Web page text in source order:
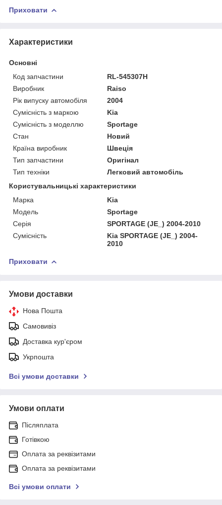
Приховати
Характеристики
Основні
Код запчастини
RL-545307H
Виробник
Raiso
Рік випуску автомобіля
2004
Сумісність з маркою
Kia
Сумісність з моделлю
Sportage
Стан
Новий
Країна виробник
Швеція
Тип запчастини
Оригінал
Тип техніки
Легковий автомобіль
Користувальницькі характеристики
Марка
Kia
Мoдель
Sportage
Серія
SPORTAGE (JE_) 2004-2010
Сумісність
Kia SPORTAGE (JE_) 2004-
2010
Приховати
Умови доставки
Нова Пошта
Самовивіз
Доставка кур'єром
Укрпошта
Всі умови доставки
Умови оплати
Післяплата
Готівкою
Оплата за реквізитами
Оплата за реквізитами
Всі умови оплати